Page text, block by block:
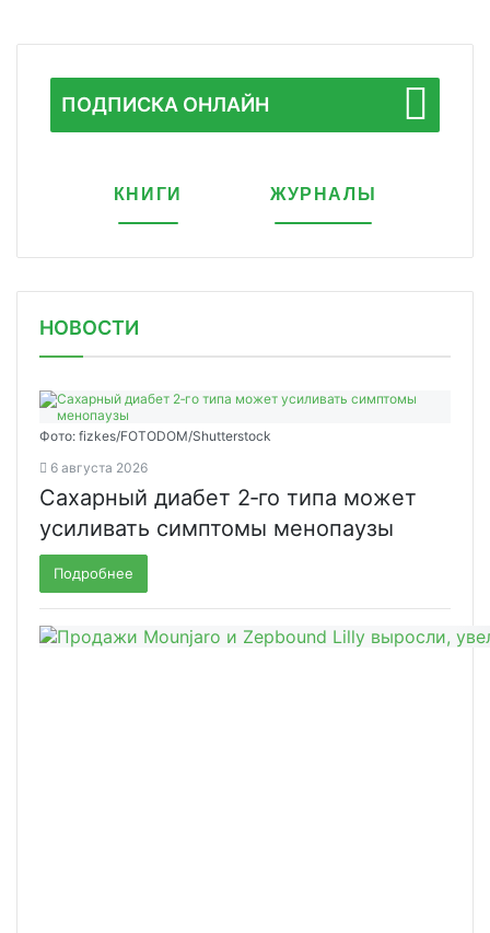
ПОДПИСКА ОНЛАЙН
КНИГИ ЖУРНАЛЫ
НОВОСТИ
Фото: fizkes/FOTODOM/Shutterstock
6 августа 2026
Сахарный диабет 2‑го типа может
усиливать симптомы менопаузы
Подробнее